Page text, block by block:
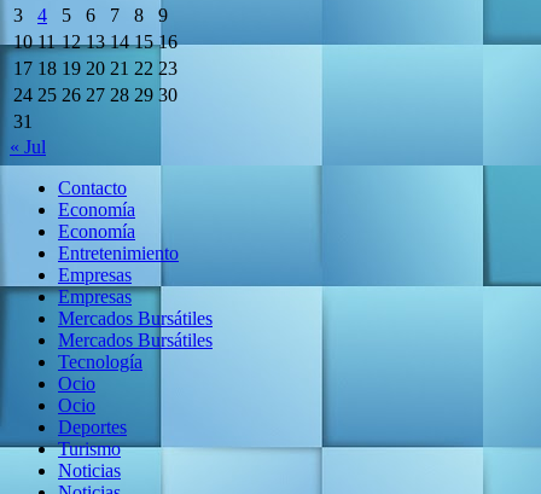
3
4 5 6 7 8
9
10 11 12 13 14 15 16
17 18 19 20 21 22 23
24 25 26 27 28 29 30
31
« Jul
Contacto
Economía
Economía
Entretenimiento
Empresas
Empresas
Mercados Bursátiles
Mercados Bursátiles
Tecnología
Ocio
Ocio
Deportes
Turismo
Noticias